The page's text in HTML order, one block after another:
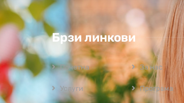
Брзи линкови
Почетна За нас
Услуги Програмa